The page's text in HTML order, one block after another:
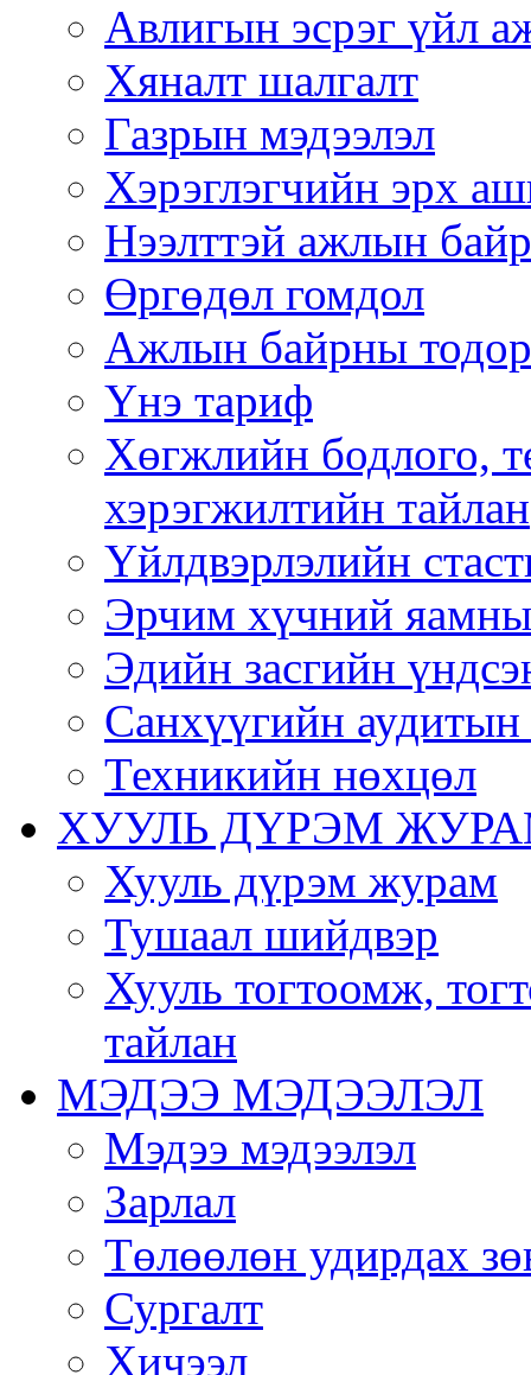
Авлигын эсрэг үйл
Хяналт шалгалт
Газрын мэдээлэл
Хэрэглэгчийн эрх
Нээлттэй ажлын байр
Өргөдөл гомдол
Ажлын байрны
Үнэ тариф
Хөгжлийн бодлого,
хэрэгжилтийн тайлан
Үйлдвэрлэлийн
Эрчим хүчний
Эдийн засгийн
Санхүүгийн аудитын
Техникийн нөхцөл
ХУУЛЬ ДҮРЭМ
Хууль дүрэм журам
Тушаал шийдвэр
Хууль тогтоомж,
тайлан
МЭДЭЭ МЭДЭЭЛЭЛ
Мэдээ мэдээлэл
Зарлал
Төлөөлөн удирдах
Сургалт
Хичээл